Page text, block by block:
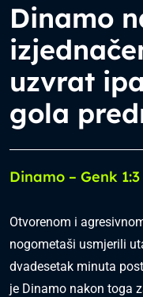
Dinamo
uzvrat
gola
Dinamo – Genk 1:3
Otvorenom i
nogometaši usmjerili
dvadesetak minuta
je Dinamo nakon toga